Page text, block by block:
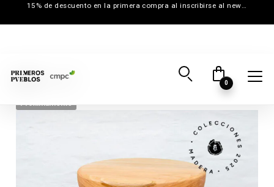
15% de descuento en la primera compra al inscribirse al newsletter
0
Próximamente